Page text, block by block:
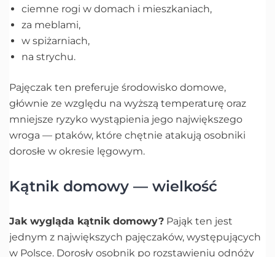
ciemne rogi w domach i mieszkaniach,
za meblami,
w spiżarniach,
na strychu.
Pajęczak ten preferuje środowisko domowe,
głównie ze względu na wyższą temperaturę oraz
mniejsze ryzyko wystąpienia jego największego
wroga — ptaków, które chętnie atakują osobniki
dorosłe w okresie lęgowym.
Kątnik domowy — wielkość
Jak wygląda kątnik domowy? Pająk ten jest
jednym z największych pajęczaków, występujących
w Polsce. Dorosły osobnik po rozstawieniu odnóży